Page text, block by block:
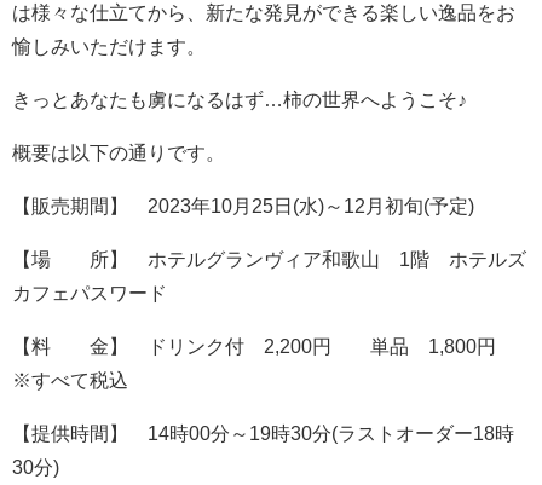
は様々な仕立てから、新たな発見ができる楽しい逸品をお
愉しみいただけます。
きっとあなたも虜になるはず…柿の世界へようこそ♪
概要は以下の通りです。
【販売期間】 2023年10月25日(水)～12月初旬(予定)
【場 所】 ホテルグランヴィア和歌山 1階 ホテルズ
カフェパスワード
【料 金】 ドリンク付 2,200円 単品 1,800円
※すべて税込
【提供時間】 14時00分～19時30分(ラストオーダー18時
30分)